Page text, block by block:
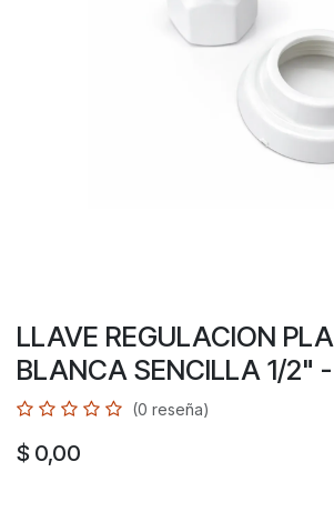
LLAVE REGULACION
BLANCA SENCILLA 1/2"
(0 reseña)
$ 0,00